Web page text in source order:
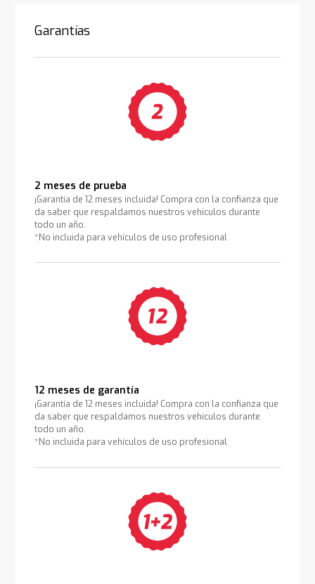
Garantías
2 meses de prueba
¡Garantía de 12 meses incluida! Compra con la confianza que
da saber que respaldamos nuestros vehículos durante
todo un año.
*No incluida para vehículos de uso profesional
12 meses de garantía
¡Garantía de 12 meses incluida! Compra con la confianza que
da saber que respaldamos nuestros vehículos durante
todo un año.
*No incluida para vehículos de uso profesional